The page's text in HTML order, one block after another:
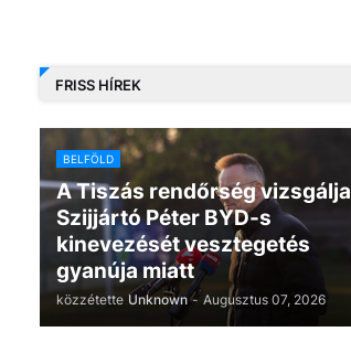
FRISS HÍREK
BELFÖLD
A Tiszás rendőrség vizsgálja
Szijjártó Péter BYD-s
kinevezését vesztegetés
gyanúja miatt
közzétette Unknown - Augusztus 07, 2026